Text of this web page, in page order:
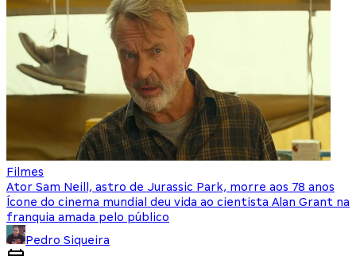
Filmes
Ator Sam Neill, astro de Jurassic Park, morre aos 78 anos
Ícone do cinema mundial deu vida ao cientista Alan Grant na
franquia amada pelo público
Pedro Siqueira